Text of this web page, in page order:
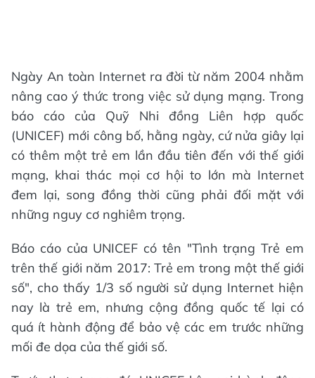
Ngày An toàn Internet ra đời từ năm 2004 nhằm
nâng cao ý thức trong việc sử dụng mạng. Trong
báo cáo của Quỹ Nhi đồng Liên hợp quốc
(UNICEF) mới công bố, hằng ngày, cứ nửa giây lại
có thêm một trẻ em lần đầu tiên đến với thế giới
mạng, khai thác mọi cơ hội to lớn mà Internet
đem lại, song đồng thời cũng phải đối mặt với
những nguy cơ nghiêm trọng.
Báo cáo của UNICEF có tên "Tình trạng Trẻ em
trên thế giới năm 2017: Trẻ em trong một thế giới
số", cho thấy 1/3 số người sử dụng Internet hiện
nay là trẻ em, nhưng cộng đồng quốc tế lại có
quá ít hành động để bảo vệ các em trước những
mối đe dọa của thế giới số.